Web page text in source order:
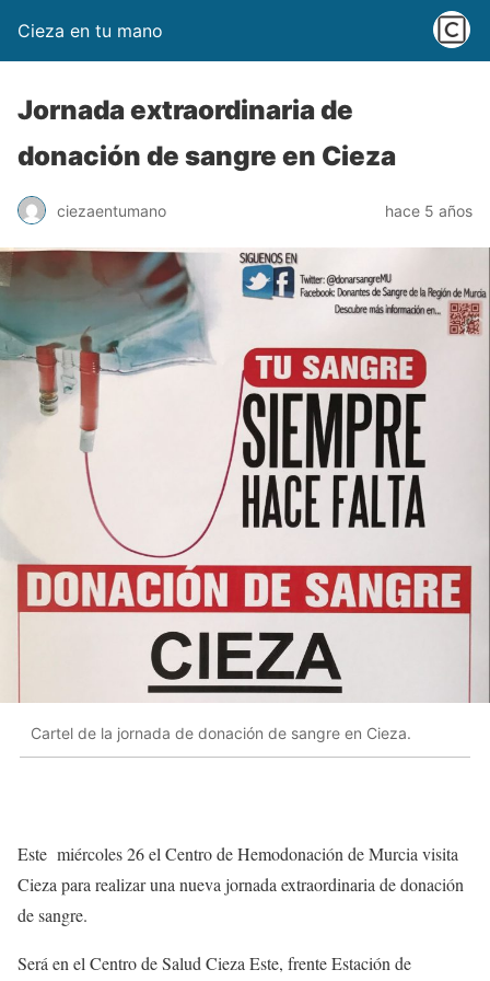
Cieza en tu mano
Jornada extraordinaria de
donación de sangre en Cieza
ciezaentumano hace 5 años
Cartel de la jornada de donación de sangre en Cieza.
Este miércoles 26 el Centro de Hemodonación de Murcia visita
Cieza para realizar una nueva jornada extraordinaria de donación
de sangre.
Será en el Centro de Salud Cieza Este, frente Estación de